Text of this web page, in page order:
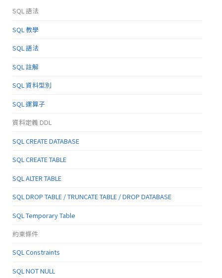
SQL 語法
SQL 教學
SQL 語法
SQL 註解
SQL 資料型別
SQL 運算子
資料定義 DDL
SQL CREATE DATABASE
SQL CREATE TABLE
SQL ALTER TABLE
SQL DROP TABLE / TRUNCATE TABLE / DROP DATABASE
SQL Temporary Table
約束條件
SQL Constraints
SQL NOT NULL